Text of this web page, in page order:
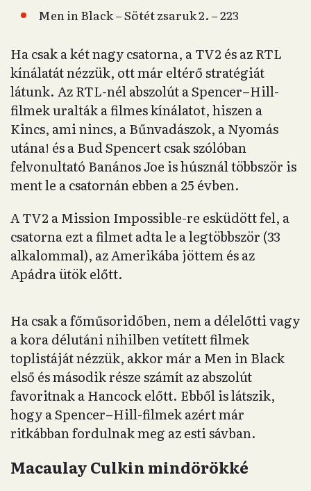
Men in Black – Sötét zsaruk 2. – 223
Ha csak a két nagy csatorna, a TV2 és az RTL
kínálatát nézzük, ott már eltérő stratégiát
látunk. Az RTL-nél abszolút a Spencer–Hill-
filmek uralták a filmes kínálatot, hiszen a
Kincs, ami nincs, a Bűnvadászok, a Nyomás
utána! és a Bud Spencert csak szólóban
felvonultató Banános Joe is húsznál többször is
ment le a csatornán ebben a 25 évben.
A TV2 a Mission Impossible-re esküdött fel, a
csatorna ezt a filmet adta le a legtöbbször (33
alkalommal), az Amerikába jöttem és az
Apádra ütök előtt.
Ha csak a főműsoridőben, nem a délelőtti vagy
a kora délutáni nihilben vetített filmek
toplistáját nézzük, akkor már a Men in Black
első és második része számít az abszolút
favoritnak a Hancock előtt. Ebből is látszik,
hogy a Spencer–Hill-filmek azért már
ritkábban fordulnak meg az esti sávban.
Macaulay Culkin mindörökké